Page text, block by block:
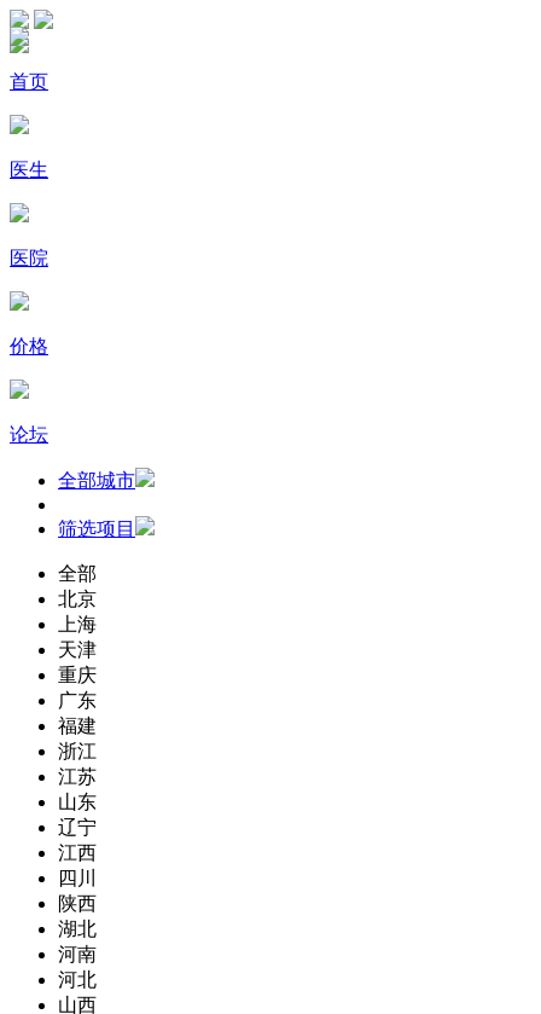
首页
医生
医院
价格
论坛
全部城市
筛选项目
全部
北京
上海
天津
重庆
广东
福建
浙江
江苏
山东
辽宁
江西
四川
陕西
湖北
河南
河北
山西